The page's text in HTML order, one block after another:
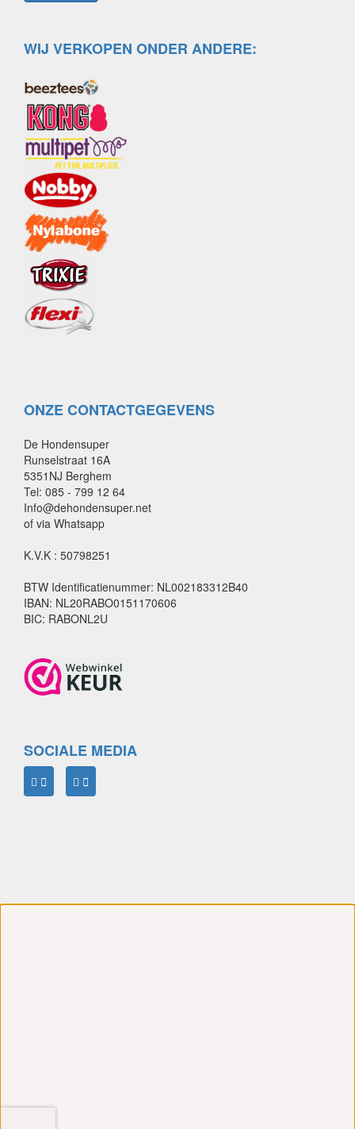
WIJ VERKOPEN ONDER ANDERE:
ONZE CONTACTGEGEVENS
De Hondensuper
Runselstraat 16A
5351NJ Berghem
Tel: 085 - 799 12 64
Info@dehondensuper.net
of via Whatsapp
K.V.K : 50798251
BTW Identificatienummer: NL002183312B40
IBAN: NL20RABO0151170606
BIC: RABONL2U
SOCIALE MEDIA